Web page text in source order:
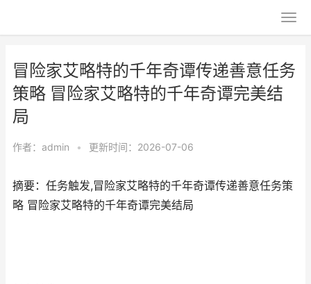
冒险家艾略特的千年奇谭传递善意任务
策略 冒险家艾略特的千年奇谭完美结
局
作者： admin • 更新时间：2026-07-06
摘要：任务触发,冒险家艾略特的千年奇谭传递善意任务策
略 冒险家艾略特的千年奇谭完美结局